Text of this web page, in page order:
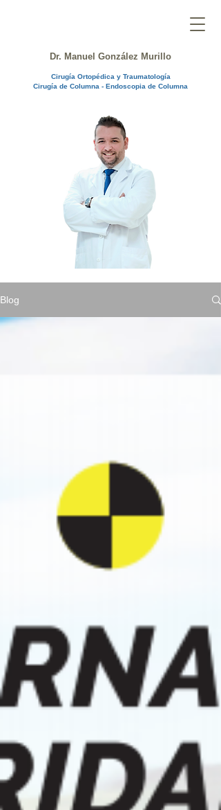
Dr. Manuel González Murillo
Cirugía Ortopédica y Traumatología
Cirugía de Columna - Endoscopia de Columna
Blog